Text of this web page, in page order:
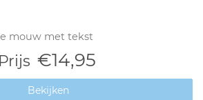
mouw met tekst
Prijs €14,95
Bekijken